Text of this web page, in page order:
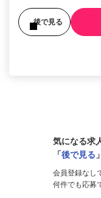
後で見る
気になる求
「後で見る
会員登録なし
何件でも応募